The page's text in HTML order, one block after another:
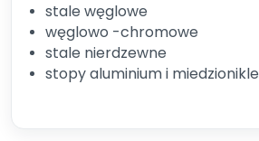
stale węglowe
węglowo -chromowe
stale nierdzewne
stopy aluminium i miedzionikle